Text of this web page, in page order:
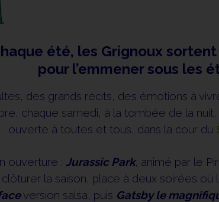
été, les Grignoux
pour l’emmener sous les
des grands récits, des émotions à
chaque samedi, à la tombée de la nuit,
ouverte à toutes et tous, dans la cour du
ouverture : Jurassic Park, animé par le
la saison, place à deux soirées
version salsa, puis Gatsby le